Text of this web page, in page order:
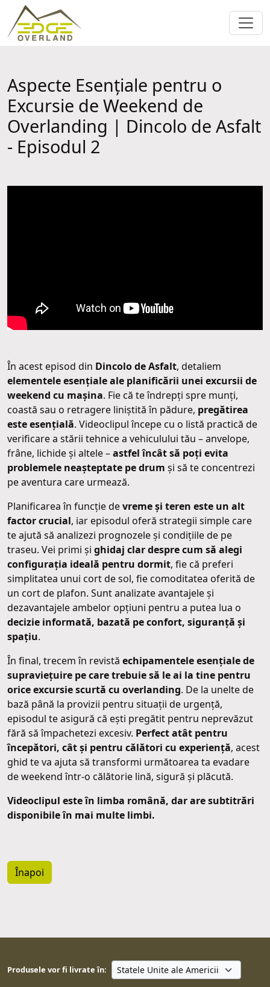
Aspecte Esențiale pentru o
Excursie de Weekend de
Overlanding | Dincolo de Asfalt
- Episodul 2
În acest episod din Dincolo de Asfalt, detaliem
elementele esențiale ale planificării unei excursii de
weekend cu mașina. Fie că te îndrepți spre munți,
coastă sau o retragere liniștită în pădure, pregătirea
este esențială. Videoclipul începe cu o listă practică de
verificare a stării tehnice a vehiculului tău – anvelope,
frâne, lichide și altele –astfel încât să poți evita
problemele neașteptate pe drum și să te concentrezi
pe aventura care urmează.
Planificarea în funcție devreme și teren este un alt
factor crucial, iar episodul oferă strategii simple care
te ajută să analizezi prognozele și condițiile de pe
traseu. Vei primi și ghidaj clar despre cum să alegi
configurația ideală pentru dormit, fie că preferi
simplitatea unui cort de sol, fie comoditatea oferită de
un cort de plafon. Sunt analizate avantajele și
dezavantajele ambelor opțiuni pentru a putea lua o
decizie informată, bazată pe confort, siguranță și
spațiu.
În final, trecem în revistă echipamentele esențiale de
supraviețuire pe care trebuie să le ai la tine pentru
orice excursie scurtă cu overlanding. De la unelte de
bază până la provizii pentru situații de urgență,
episodul te asigură că ești pregătit pentru neprevăzut
fără să împachetezi excesiv. Perfect atât pentru
începători, cât și pentru călători cu experiență, acest
ghid te va ajuta să transformi următoarea ta evadare
de weekend într-o călătorie lină, sigură și plăcută.
Videoclipul este în limba română, dar are subtitrări
disponibile în mai multe limbi.
Înapoi
Produsele vor fi livrate în: